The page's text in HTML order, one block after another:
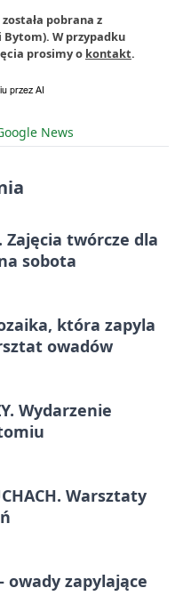
pobrana z
Bytom). W przypadku
prosimy o kontakt.
News
twórcze dla
sobota
która zapyla
owadów
Wydarzenie
Warsztaty
owady zapylające